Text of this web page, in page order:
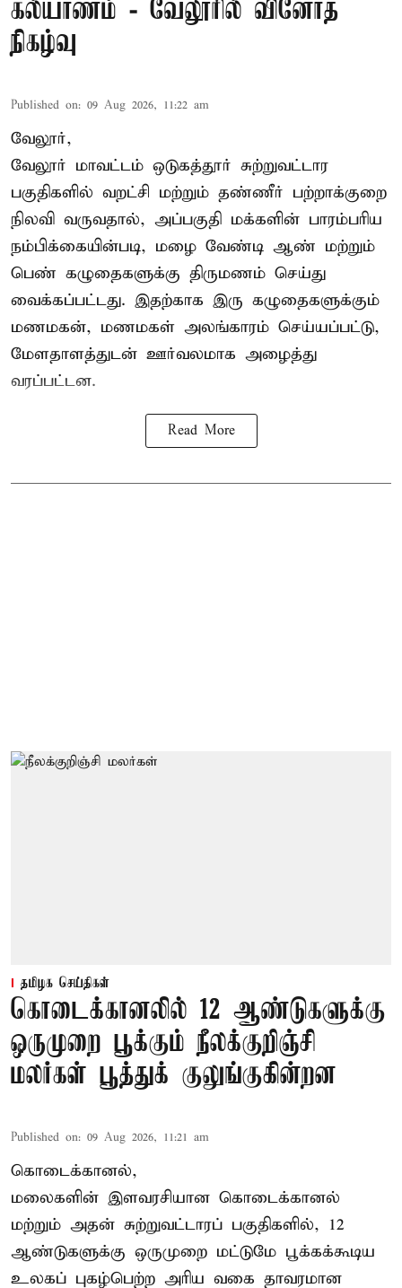
கல்யாணம் - வேலூரில் வினோத
நிகழ்வு
Published on: 09 Aug 2026, 11:22 am
வேலூர்,
வேலூர் மாவட்டம் ஒடுகத்தூர் சுற்றுவட்டார
பகுதிகளில் வறட்சி மற்றும் தண்ணீர் பற்றாக்குறை
நிலவி வருவதால், அப்பகுதி மக்களின் பாரம்பரிய
நம்பிக்கையின்படி, மழை வேண்டி ஆண் மற்றும்
பெண் கழுதைகளுக்கு திருமணம் செய்து
வைக்கப்பட்டது. இதற்காக இரு கழுதைகளுக்கும்
மணமகன், மணமகள் அலங்காரம் செய்யப்பட்டு,
மேளதாளத்துடன் ஊர்வலமாக அழைத்து
வரப்பட்டன.
Read More
தமிழக செய்திகள்
கொடைக்கானலில் 12 ஆண்டுகளுக்கு
ஒருமுறை பூக்கும் நீலக்குறிஞ்சி
மலர்கள் பூத்துக் குலுங்குகின்றன
Published on: 09 Aug 2026, 11:21 am
கொடைக்கானல்,
மலைகளின் இளவரசியான கொடைக்கானல்
மற்றும் அதன் சுற்றுவட்டாரப் பகுதிகளில், 12
ஆண்டுகளுக்கு ஒருமுறை மட்டுமே பூக்கக்கூடிய
உலகப் புகழ்பெற்ற அரிய வகை தாவரமான